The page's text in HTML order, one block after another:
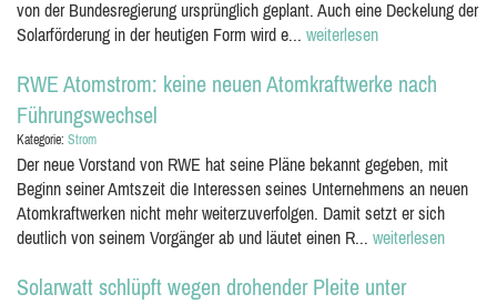
von der Bundesregierung ursprünglich geplant. Auch eine Deckelung der
Solarförderung in der heutigen Form wird e... weiterlesen
RWE Atomstrom: keine neuen Atomkraftwerke nach
Führungswechsel
Kategorie: Strom
Der neue Vorstand von RWE hat seine Pläne bekannt gegeben, mit
Beginn seiner Amtszeit die Interessen seines Unternehmens an neuen
Atomkraftwerken nicht mehr weiterzuverfolgen. Damit setzt er sich
deutlich von seinem Vorgänger ab und läutet einen R... weiterlesen
Solarwatt schlüpft wegen drohender Pleite unter